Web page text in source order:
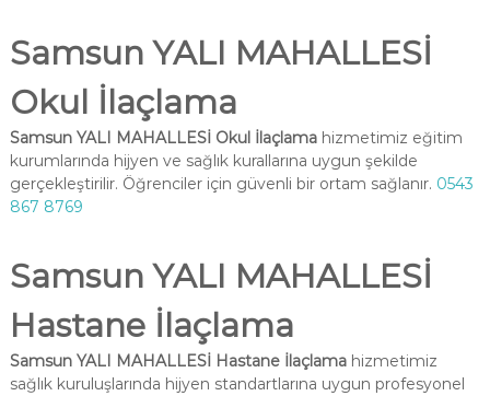
Samsun YALI MAHALLESİ
Okul İlaçlama
Samsun YALI MAHALLESİ Okul İlaçlamahizmetimiz eğitim
kurumlarında hijyen ve sağlık kurallarına uygun şekilde
gerçekleştirilir. Öğrenciler için güvenli bir ortam sağlanır. 0543
867 8769
Samsun YALI MAHALLESİ
Hastane İlaçlama
Samsun YALI MAHALLESİ Hastane İlaçlamahizmetimiz
sağlık kuruluşlarında hijyen standartlarına uygun profesyonel